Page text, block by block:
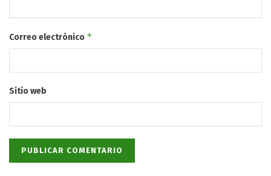
Correo electrónico *
Sitio web